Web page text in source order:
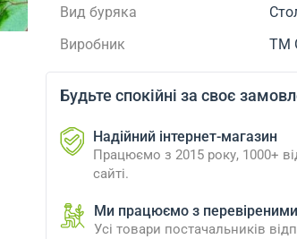
Вид буряка
Виробник
ТМ
Будьте спокійні за своє
Надійний інтернет-магазин
Працюємо з 2015 року, 1000+
сайті.
Ми працюємо з
Усі товари постачальників